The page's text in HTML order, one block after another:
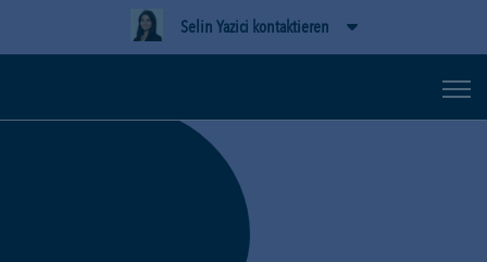
Selin Yazici kontaktieren